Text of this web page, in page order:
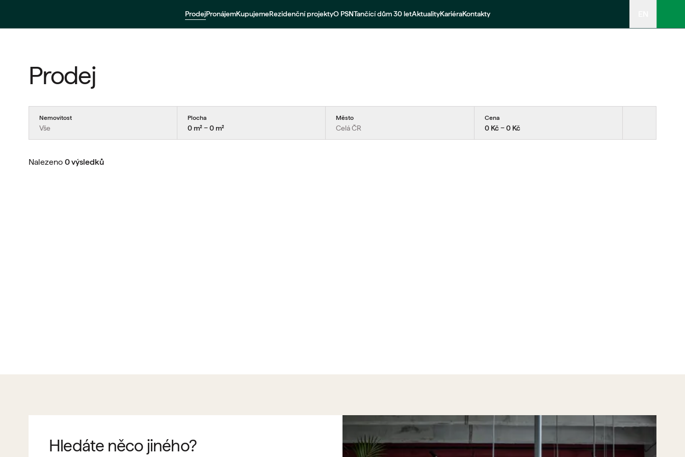
ProdejPronájemKupujemeRezidenční projektyO PSNTančící dům 30 letAktualityKariéraKontakty
Prodej
Nemovitost
Vše
Plocha
0 m² − 0 m²
Město
Celá ČR
Cena
0 Kč − 0 Kč
Nalezeno 0 výsledků
Hledáte něco jiného?